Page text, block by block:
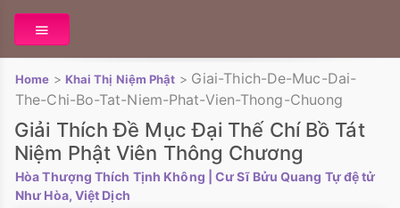
Home > Khai Thị Niệm Phật > Giai-Thich-De-Muc-Dai-
The-Chi-Bo-Tat-Niem-Phat-Vien-Thong-Chuong
Giải Thích Đề Mục Đại Thế Chí Bồ Tát
Niệm Phật Viên Thông Chương
Hòa Thượng Thích Tịnh Không
| Cư Sĩ Bửu Quang Tự đệ tử
Như Hòa, Việt Dịch